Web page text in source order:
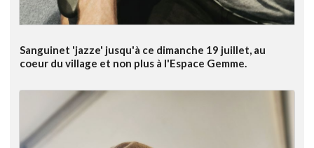
Sanguinet 'jazze' jusqu'à ce dimanche 19 juillet, au
coeur du village et non plus à l'Espace Gemme.